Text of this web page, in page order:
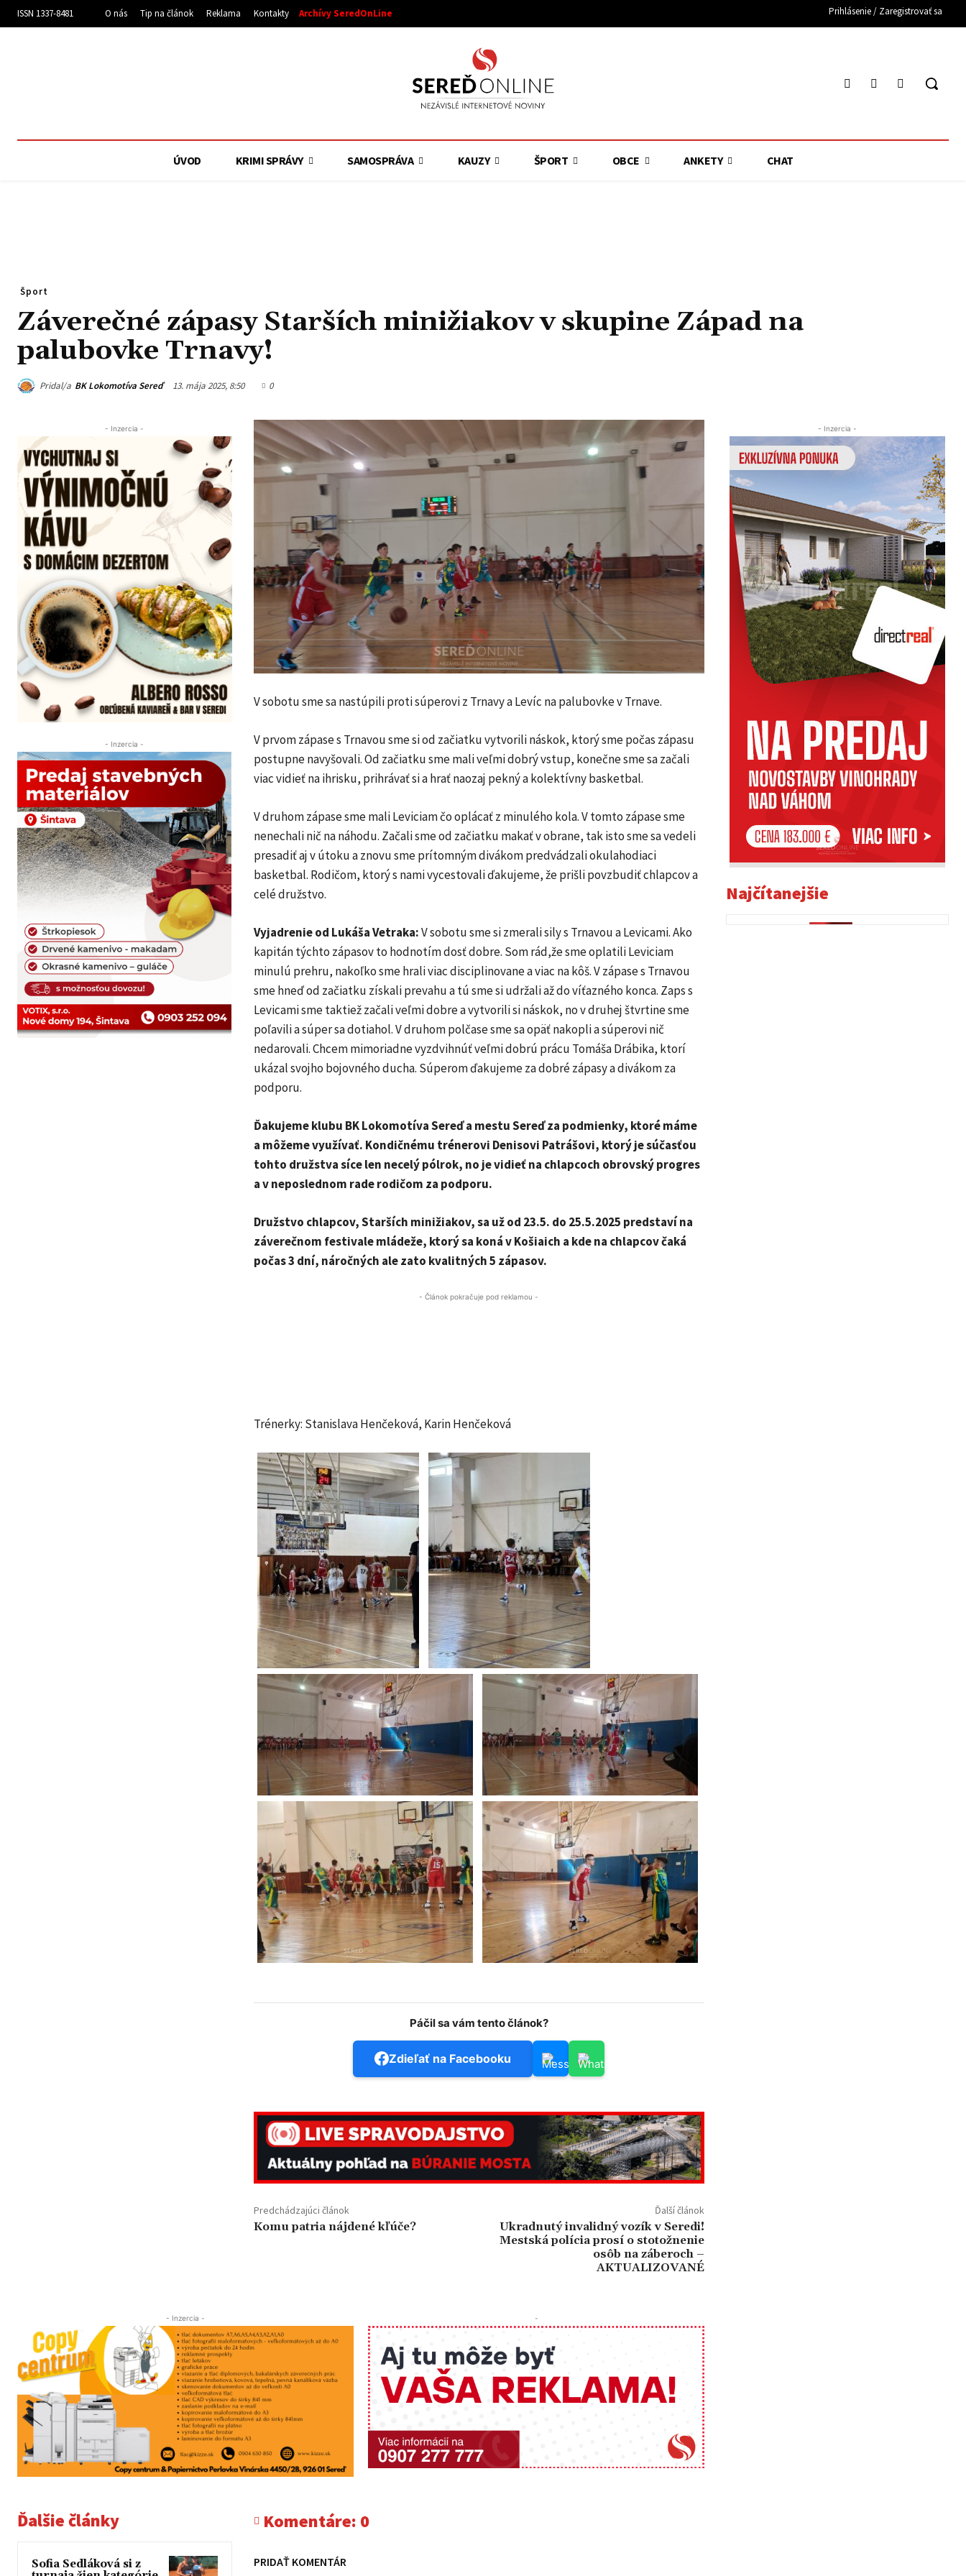
ISSN 1337-8481 O nás Tip na článok Reklama Kontakty Archívy SeredOnLine Prihlásenie / Zaregistrovať sa
ÚVOD KRIMI SPRÁVY SAMOSPRÁVA KAUZY ŠPORT OBCE ANKETY CHAT
Šport
Záverečné zápasy Starších minižiakov v skupine Západ na
palubovke Trnavy!
Pridal/a BK Lokomotíva Sereď 13. mája 2025, 8:50 0
- Inzercia -
- Inzercia -
V sobotu sme sa nastúpili proti súperovi z Trnavy a Levíc na palubovke v Trnave.
V prvom zápase s Trnavou sme si od začiatku vytvorili náskok, ktorý sme počas zápasu
postupne navyšovali. Od začiatku sme mali veľmi dobrý vstup, konečne sme sa začali
viac vidieť na ihrisku, prihrávať si a hrať naozaj pekný a kolektívny basketbal.
V druhom zápase sme mali Leviciam čo oplácať z minulého kola. V tomto zápase sme
nenechali nič na náhodu. Začali sme od začiatku makať v obrane, tak isto sme sa vedeli
presadiť aj v útoku a znovu sme prítomným divákom predvádzali okulahodiaci
basketbal. Rodičom, ktorý s nami vycestovali ďakujeme, že prišli povzbudiť chlapcov a
celé družstvo.
Vyjadrenie od Lukáša Vetraka:V sobotu sme si zmerali sily s Trnavou a Levicami. Ako
kapitán týchto zápasov to hodnotím dosť dobre. Som rád,že sme oplatili Leviciam
minulú prehru, nakoľko sme hrali viac disciplinovane a viac na kôš. V zápase s Trnavou
sme hneď od začiatku získali prevahu a tú sme si udržali až do víťazného konca. Zaps s
Levicami sme taktiež začali veľmi dobre a vytvorili si náskok, no v druhej štvrtine sme
poľavili a súper sa dotiahol. V druhom polčase sme sa opäť nakopli a súperovi nič
nedarovali. Chcem mimoriadne vyzdvihnúť veľmi dobrú prácu Tomáša Drábika, ktorí
ukázal svojho bojovného ducha. Súperom ďakujeme za dobré zápasy a divákom za
podporu.
Ďakujeme klubu BK Lokomotíva Sereď a mestu Sereď za podmienky, ktoré máme
a môžeme využívať. Kondičnému trénerovi Denisovi Patrášovi, ktorý je súčasťou
tohto družstva síce len necelý pólrok, no je vidieť na chlapcoch obrovský progres
a v neposlednom rade rodičom za podporu.
Družstvo chlapcov, Starších minižiakov, sa už od 23.5. do 25.5.2025 predstaví na
záverečnom festivale mládeže, ktorý sa koná v Košiaich a kde na chlapcov čaká
počas 3 dní, náročných ale zato kvalitných 5 zápasov.
- Článok pokračuje pod reklamou -
Trénerky: Stanislava Henčeková, Karin Henčeková
Páčil sa vám tento článok?
Zdieľať na Facebooku
Predchádzajúci článok
Komu patria nájdené kľúče?
Ďalší článok
Ukradnutý invalidný vozík v Seredi!
Mestská polícia prosí o stotožnenie
osôb na záberoch –
AKTUALIZOVANÉ
- Inzercia - -
Ďalšie články
Sofia Sedláková si z
Komentáre: 0
PRIDAŤ KOMENTÁR
- Inzercia -
Najčítanejšie